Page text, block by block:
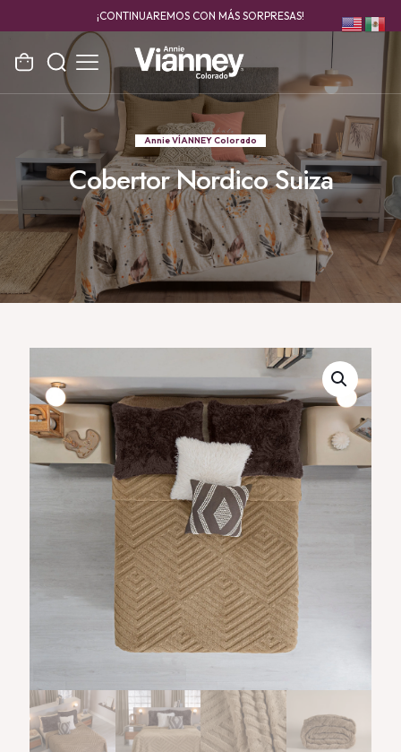
¡CONTINUAREMOS CON MÁS SORPRESAS!
Annie VÍANNEY Colorado
Cobertor Nordico Suiza